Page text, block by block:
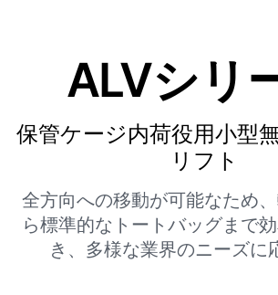
ALVシリ
保管ケージ内荷役用小型
リフト
全方向への移動が可能なため
ら標準的なトートバッグまで
き、多様な業界のニーズに